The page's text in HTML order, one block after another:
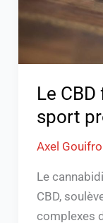
Le
sport
Axel Gouifro
Le
CBD,
complexes
sport